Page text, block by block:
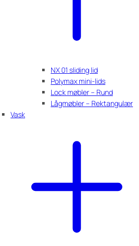
NX 01 sliding lid
Polymax mini-lids
Lock møbler – Rund
Lågmøbler – Rektangulær
Vask